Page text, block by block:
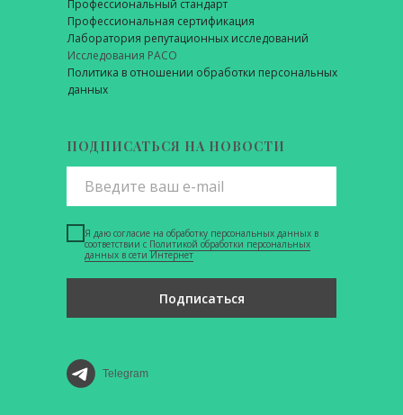
Профессиональный стандарт
Профессиональная сертификация
Лаборатория репутационных исследований
Исследования РАСО
Политика в отношении обработки персональных
данных
Я даю согласие на обработку персональных данных в
соответствии с Политикой обработки персональных
данных в сети Интернет
Подписаться
Telegram
ПОДПИСАТЬСЯ НА НОВОСТИ